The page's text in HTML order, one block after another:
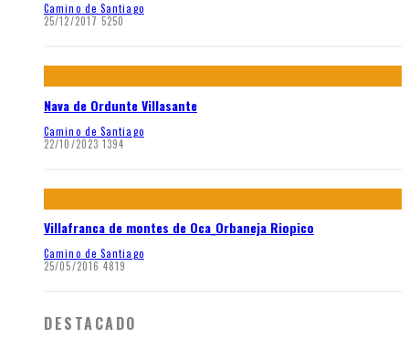
Camino de Santiago
25/12/2017 5250
Nava de Ordunte Villasante
Camino de Santiago
22/10/2023 1394
Villafranca de montes de Oca_Orbaneja Riopico
Camino de Santiago
25/05/2016 4819
DESTACADO